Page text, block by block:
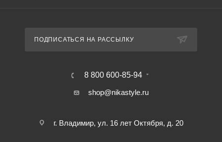
ПОДПИСАТЬСЯ НА РАССЫЛКУ
8 800 600-85-94
shop@nikastyle.ru
г. Владимир, ул. 16 лет Октября, д. 20